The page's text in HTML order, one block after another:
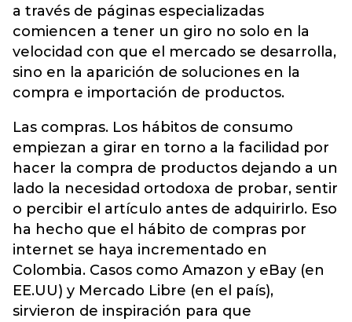
a través de páginas especializadas
comiencen a tener un giro no solo en la
velocidad con que el mercado se desarrolla,
sino en la aparición de soluciones en la
compra e importación de productos.
Las compras. Los hábitos de consumo
empiezan a girar en torno a la facilidad por
hacer la compra de productos dejando a un
lado la necesidad ortodoxa de probar, sentir
o percibir el artículo antes de adquirirlo. Eso
ha hecho que el hábito de compras por
internet se haya incrementado en
Colombia. Casos como Amazon y eBay (en
EE.UU) y Mercado Libre (en el país),
sirvieron de inspiración para que